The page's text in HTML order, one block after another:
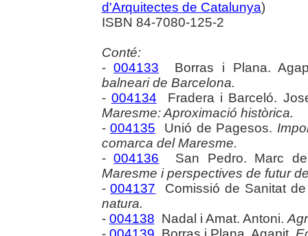
d'Arquitectes de Catalunya)
ISBN 84-7080-125-2
Conté:
-004133 Borras i Plana.
balneari de Barcelona.
- 004134 Fradera i Barceló.
Maresme: Aproximació històrica.
-004135 Unió de Pagesos.
comarca del Maresme.
-004136 San Pedro. Marc
Maresme i perspectives de futur
-004137 Comissió de Sanitat
natura.
- 004138 Nadal i Amat. Antoni.